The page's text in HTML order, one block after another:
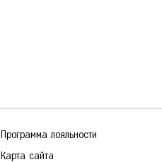
Программа лояльности
Карта сайта